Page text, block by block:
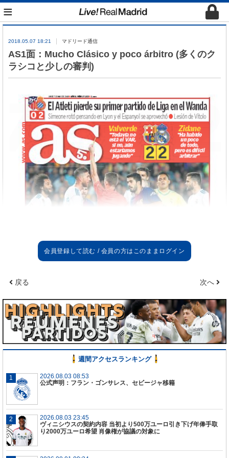
≡
2018.05.07 18:21 マドリード通信
AS1面：Mucho Clásico y poco árbitro (多くのク
ラシコと少しの審判)
戻る 次へ
週間アクセスランキング
2026.08.03 08:53
公式声明：フラン・ゴンサレス、セビージャ移籍
2026.08.03 23:45
ヴィニシウスの契約内容 当初より500万ユーロ引き下げ年俸手取
り2000万ユーロ希望 肖像権が協議の対象に